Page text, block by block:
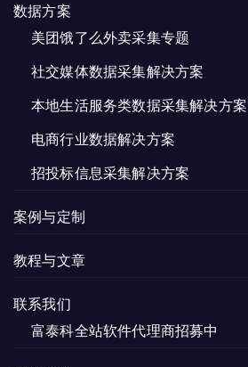
数据方案
美团饿了么外卖采集专题
社交媒体数据采集解决方案
本地生活服务类数据采集解决方案
电商行业数据解决方案
招投标信息采集解决方案
案例与定制
教程与文章
联系我们
富泰科全站软件代理商招募中